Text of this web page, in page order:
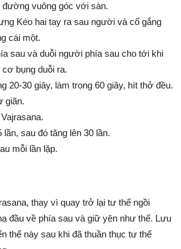
đường vuông góc với sàn.
Kéo hai tay ra sau người và cố gắng
cái một.
sau và duỗi người phía sau cho tới khi
bụng duỗi ra.
20-30 giây, làm trong 60 giây, hít thở đều.
giãn.
lần, sau đó tăng lên 30 lần.
mỗi lần lặp.
thay vì quay trở lại tư thế ngồi
đầu về phía sau và giữ yên như thế. Lưu
thể này sau khi đã thuần thục tư thế